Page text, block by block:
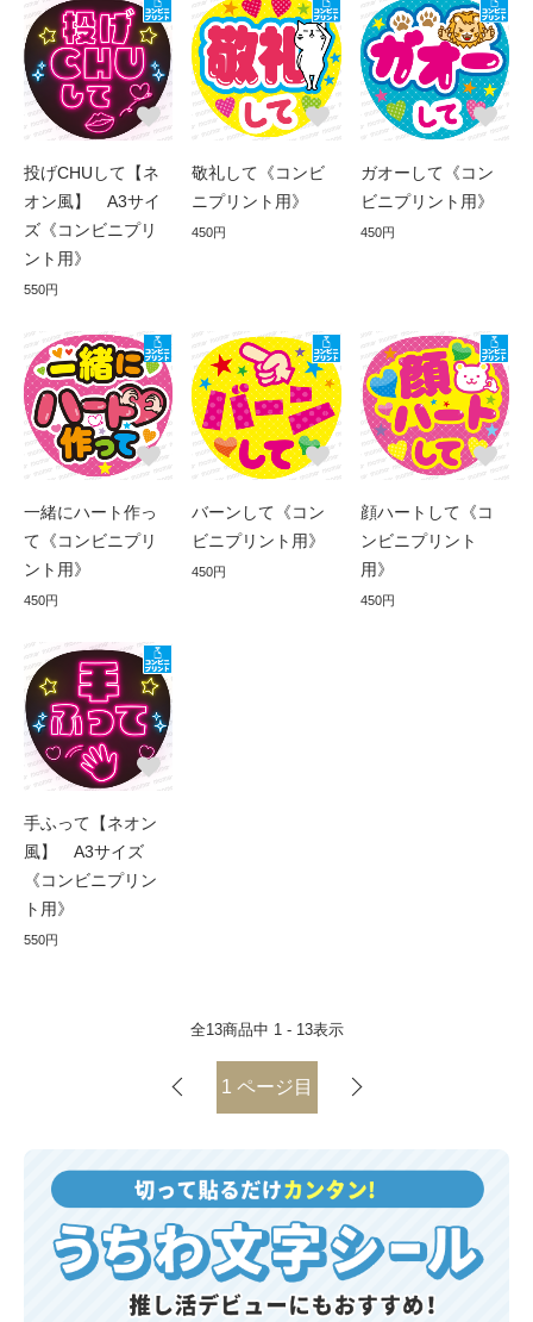
投げCHUして【ネ
オン風】 A3サイ
ズ《コンビニプリ
ント用》
550円
敬礼して《コンビ
ニプリント用》
450円
ガオーして《コン
ビニプリント用》
450円
一緒にハート作っ
て《コンビニプリ
ント用》
450円
バーンして《コン
ビニプリント用》
450円
顔ハートして《コ
ンビニプリント
用》
450円
手ふって【ネオン
風】 A3サイズ
《コンビニプリン
ト用》
550円
全13商品中 1 - 13表示
1 ページ目